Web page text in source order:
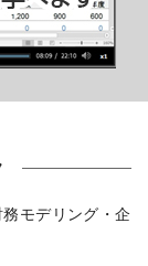
モデリング・企